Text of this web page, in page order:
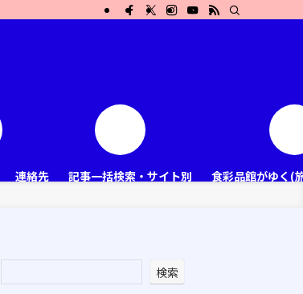
連絡先 記事一括検索・サイト別 食彩品館がゆく(
検索